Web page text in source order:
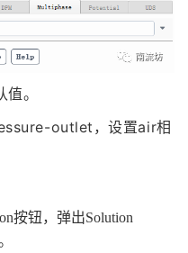
值。
outlet，设置air相
按钮，弹出Solution